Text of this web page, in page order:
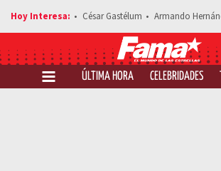
César Gastélum Armando
ÚLTIMA HORA CELEBRIDADES